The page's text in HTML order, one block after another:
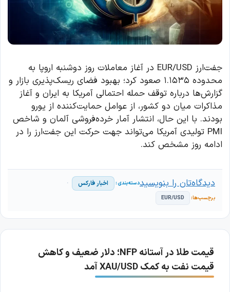
جفت‌ارز EUR/USD در آغاز معاملات روز دوشنبه اروپا به
محدوده ۱.۱۵۳۵ صعود کرد؛ بهبود فضای ریسک‌پذیری بازار و
گزارش‌ها درباره توقف حمله احتمالی آمریکا به ایران و آغاز
مذاکرات میان دو کشور، از عوامل حمایت‌کننده از یورو
بودند. با این حال، انتشار آمار خرده‌فروشی آلمان و شاخص
PMI تولیدی آمریکا می‌تواند جهت حرکت این جفت‌ارز را در
ادامه روز مشخص کند.
اخبار فارکس
EUR/USD
دیدگاه‌تان را بنویسید
قیمت طلا در آستانه NFP؛ دلار ضعیف و کاهش
قیمت نفت به کمک XAU/USD آمد